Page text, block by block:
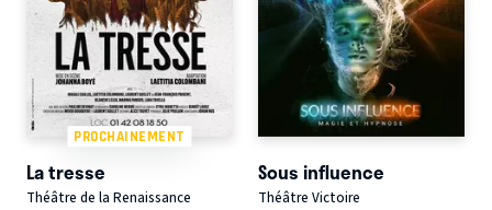
PROCHAINEMENT
La tresse
Théâtre de la Renaissance
Sous influence
Théâtre Victoire